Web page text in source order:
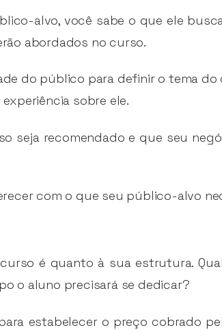
alvo, você sabe o que ele
abordados no curso.
do público para definir o tema
sobre ele.
seja recomendado e que seu
com o que seu público-alvo
é quanto à sua estrutura.
o aluno precisará se dedicar?
estabelecer o preço cobrado